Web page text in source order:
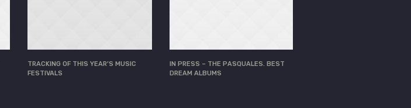
TRACKING OF THIS YEAR’S MUSIC
FESTIVALS
IN PRESS – THE PASQUALES. BEST
DREAM ALBUMS